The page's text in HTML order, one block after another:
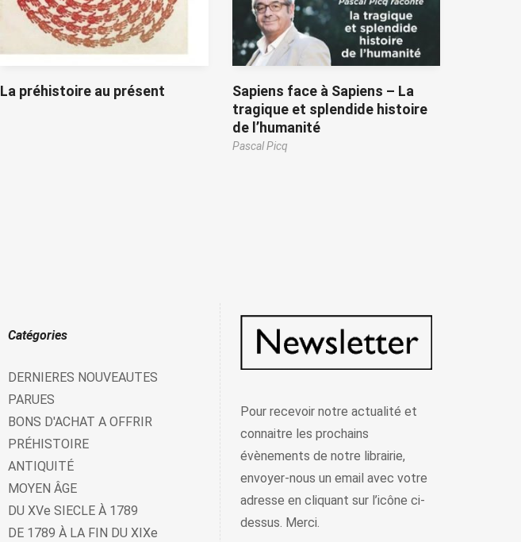
La préhistoire au présent
Sapiens face à Sapiens – La
tragique et splendide histoire
de l’humanité
Pascal Picq
Catégories
DERNIERES NOUVEAUTES
PARUES
BONS D'ACHAT A OFFRIR
PRÉHISTOIRE
ANTIQUITÉ
MOYEN ÂGE
DU XVe SIECLE À 1789
DE 1789 À LA FIN DU XIXe
Pour recevoir notre actualité et
connaitre les prochains
évènements de notre librairie,
envoyer-nous un email avec votre
adresse en cliquant sur l’icône ci-
dessus. Merci.